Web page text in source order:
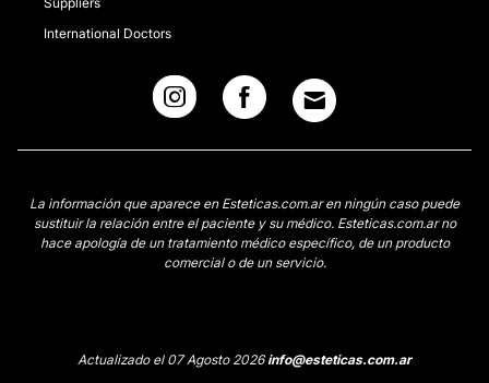
International Doctors
La información que aparece en Esteticas.com.ar en ningún caso puede
sustituir la relación entre el paciente y su médico. Esteticas.com.ar no
hace apología de un tratamiento médico específico, de un producto
comercial o de un servicio.
Actualizado el 07 Agosto 2026info@esteticas.com.ar